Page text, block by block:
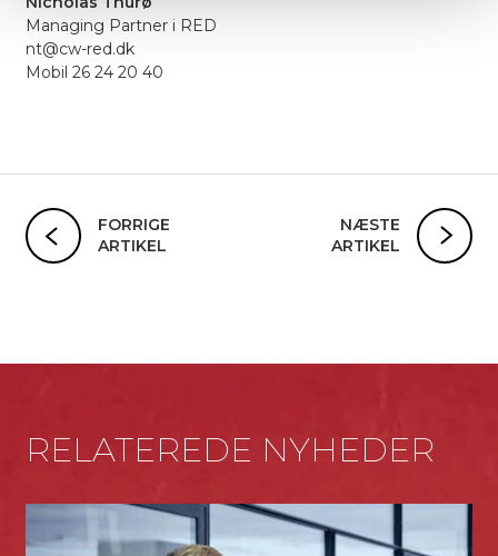
Managing Partner i RED
nt@cw-red.dk
Mobil 26 24 20 40
FORRIGE
ARTIKEL
NÆSTE
ARTIKEL
RELATEREDE NYHEDER